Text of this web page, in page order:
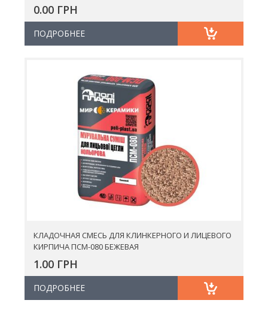
0.00 ГРН
ПОДРОБНЕЕ
КЛАДОЧНАЯ СМЕСЬ ДЛЯ КЛИНКЕРНОГО И ЛИЦЕВОГО
КИРПИЧА ПСМ-080 БЕЖЕВАЯ
1.00 ГРН
ПОДРОБНЕЕ